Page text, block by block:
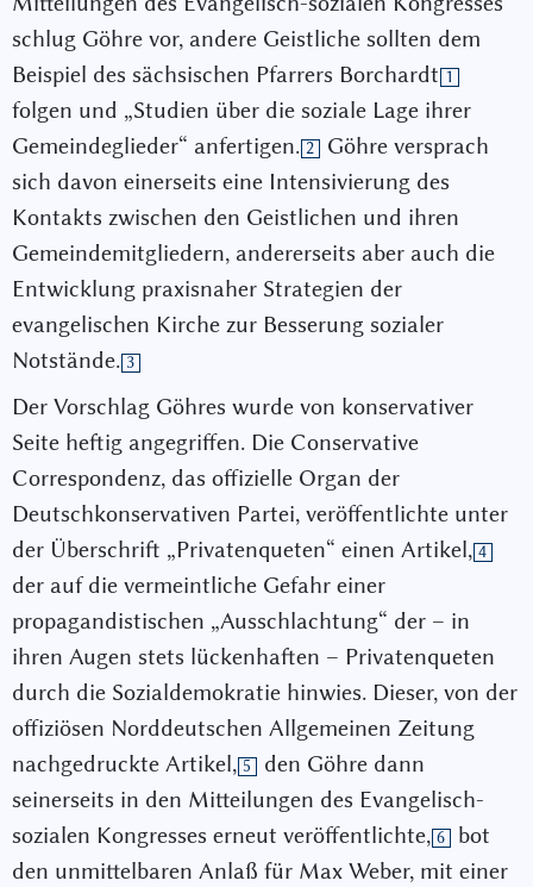
schlug Göhre vor, andere Geistliche sollten dem
Beispiel des sächsischen Pfarrers Borchardt 1
folgen und „Studien über die soziale Lage ihrer
Gemeindeglieder“ anfertigen. 2
Göhre versprach
sich davon einerseits eine Intensivierung des
Kontakts zwischen den Geistlichen und ihren
Gemeindemitgliedern, andererseits aber auch die
Entwicklung praxisnaher Strategien der
evangelischen Kirche zur Besserung sozialer
Notstände. 3
Der Vorschlag Göhres wurde von konservativer
Seite heftig angegriffen. Die Conservative
Correspondenz, das offizielle Organ der
Deutschkonservativen Partei, veröffentlichte unter
der Überschrift „Privatenqueten“ einen Artikel, 4
der auf die vermeintliche Gefahr einer
propagandistischen „Ausschlachtung“ der – in
ihren Augen stets lückenhaften – Privatenqueten
durch die Sozialdemokratie hinwies. Dieser, von der
offiziösen Norddeutschen Allgemeinen Zeitung
nachgedruckte Artikel, 5
den Göhre dann
seinerseits in den Mitteilungen des Evangelisch-
sozialen Kongresses erneut veröffentlichte, 6
bot
den unmittelbaren Anlaß für Max Weber, mit einer